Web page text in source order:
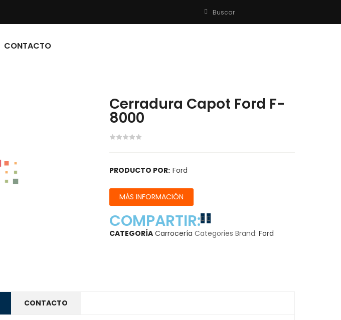
Buscar
CONTACTO
Cerradura Capot Ford F-
8000
PRODUCTO POR: Ford
MÁS INFORMACIÓN
COMPARTIR:
CATEGORÍA Carrocería Categories Brand: Ford
CONTACTO